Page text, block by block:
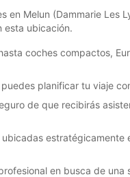
Melun (Dammarie Les
esta ubicación.
coches compactos,
planificar tu viaje
de que recibirás
en busca de